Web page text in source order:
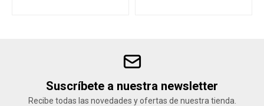
Suscríbete a nuestra newsletter
Recibe todas las novedades y ofertas de nuestra tienda.